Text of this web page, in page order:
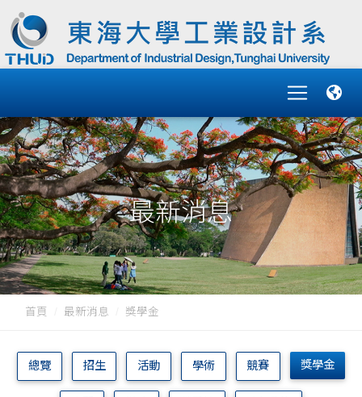
最新消息
首頁 最新消息 獎學金
總覽 招生 活動 學術 競賽 獎學金